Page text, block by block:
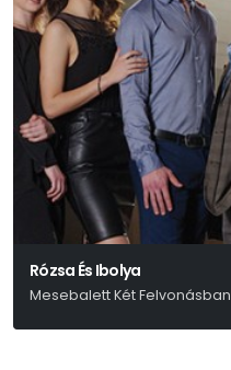
Rózsa És Ibolya
Mesebalett Két Felvonásban